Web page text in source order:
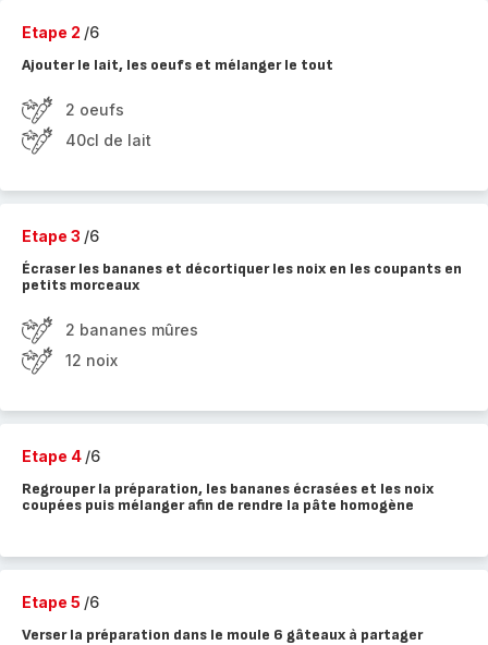
Etape 2 /6
Ajouter le lait, les oeufs et mélanger le tout
2 oeufs
40cl de lait
Etape 3 /6
Écraser les bananes et décortiquer les noix en les coupants en
petits morceaux
2 bananes mûres
12 noix
Etape 4 /6
Regrouper la préparation, les bananes écrasées et les noix
coupées puis mélanger afin de rendre la pâte homogène
Etape 5 /6
Verser la préparation dans le moule 6 gâteaux à partager